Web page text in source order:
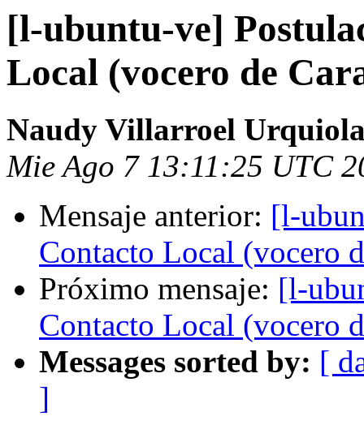
[l-ubuntu-ve]
Local (vocero de
Naudy Villarroel
Mie Ago 7 13:11:25 UTC
Mensaje anterior: [l-
Contacto Local (vocero
Próximo mensaje: [l-
Contacto Local (vocero
Messages sorted by: [
]